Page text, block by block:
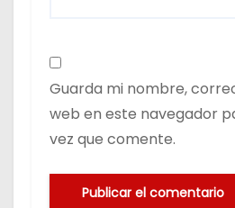
Guarda mi nombre,
web en este navegador
vez que comente.